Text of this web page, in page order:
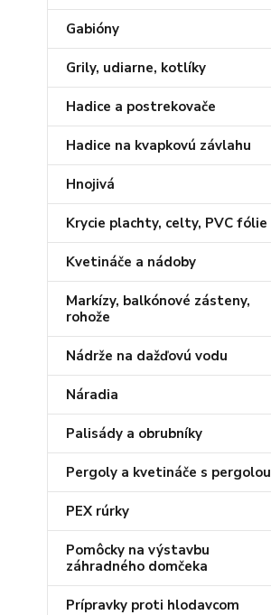
Gabióny
Grily, udiarne, kotlíky
Hadice a postrekovače
Hadice na kvapkovú závlahu
Hnojivá
Krycie plachty, celty, PVC fólie
Kvetináče a nádoby
Markízy, balkónové zásteny,
rohože
Nádrže na dažďovú vodu
Náradia
Palisády a obrubníky
Pergoly a kvetináče s pergolou
PEX rúrky
Pomôcky na výstavbu
záhradného domčeka
Prípravky proti hlodavcom